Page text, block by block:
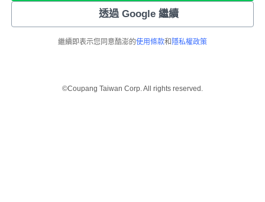
透過 Google 繼續
繼續即表示您同意酷澎的使用條款和 隱私權政策
©Coupang Taiwan Corp. All rights reserved.